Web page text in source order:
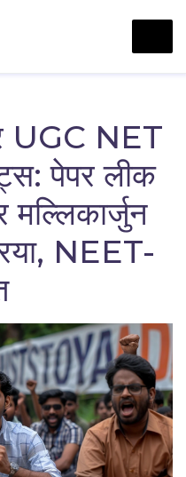
UGC NET
पेपर लीक
मल्लिकार्जुन
NEET-